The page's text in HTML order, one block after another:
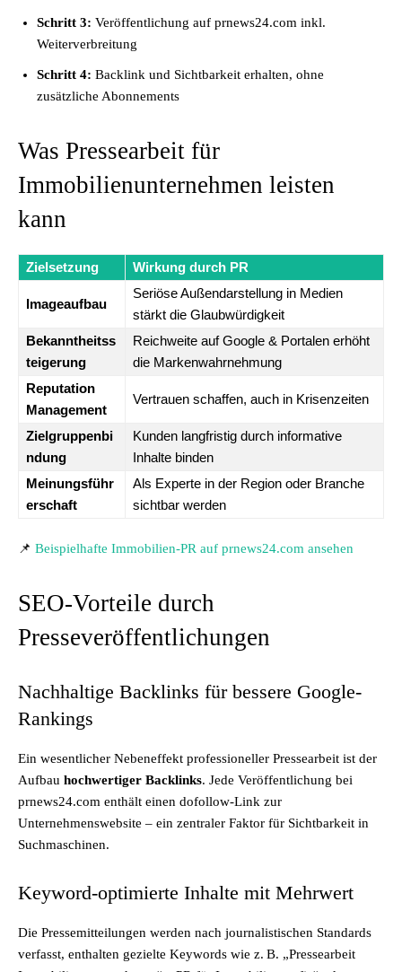
Schritt 3: Veröffentlichung auf prnews24.com inkl.
Weiterverbreitung
Schritt 4: Backlink und Sichtbarkeit erhalten, ohne
zusätzliche Abonnements
Was Pressearbeit für
Immobilienunternehmen leisten
kann
Zielsetzung Wirkung durch PR
Imageaufbau
Seriöse Außendarstellung in Medien
stärkt die Glaubwürdigkeit
Bekanntheitss
teigerung
Reichweite auf Google & Portalen erhöht
die Markenwahrnehmung
Reputation
Management
Vertrauen schaffen, auch in Krisenzeiten
Zielgruppenbi
ndung
Kunden langfristig durch informative
Inhalte binden
Meinungsführ
erschaft
Als Experte in der Region oder Branche
sichtbar werden
📌 Beispielhafte Immobilien-PR auf prnews24.com ansehen
SEO-Vorteile durch
Presseveröffentlichungen
Nachhaltige Backlinks für bessere Google-
Rankings
Ein wesentlicher Nebeneffekt professioneller Pressearbeit ist der
Aufbau hochwertiger Backlinks. Jede Veröffentlichung bei
prnews24.com enthält einen dofollow-Link zur
Unternehmenswebsite – ein zentraler Faktor für Sichtbarkeit in
Suchmaschinen.
Keyword-optimierte Inhalte mit Mehrwert
Die Pressemitteilungen werden nach journalistischen Standards
verfasst, enthalten gezielte Keywords wie z. B. „Pressearbeit